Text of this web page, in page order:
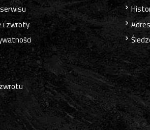
i zwroty